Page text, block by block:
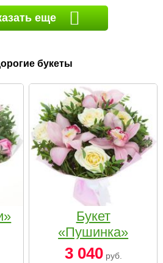
еще
букеты
Букет
«Пушинка»
3 040руб.